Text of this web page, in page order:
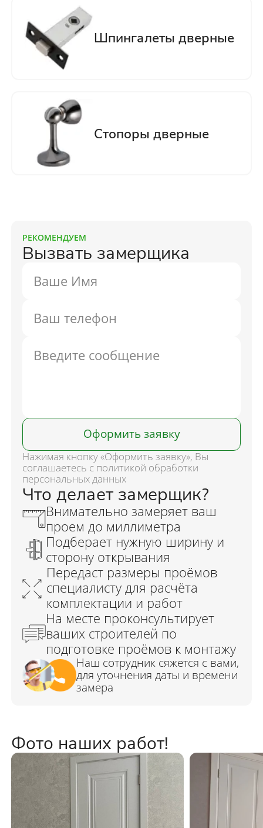
РЕКОМЕНДУЕМ
Вызвать замерщика
Оформить заявку
Нажимая кнопку «Оформить заявку», Вы
соглашаетесь с политикой обработки
персональных данных
Фото наших работ!